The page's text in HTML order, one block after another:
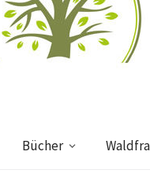
Bücher